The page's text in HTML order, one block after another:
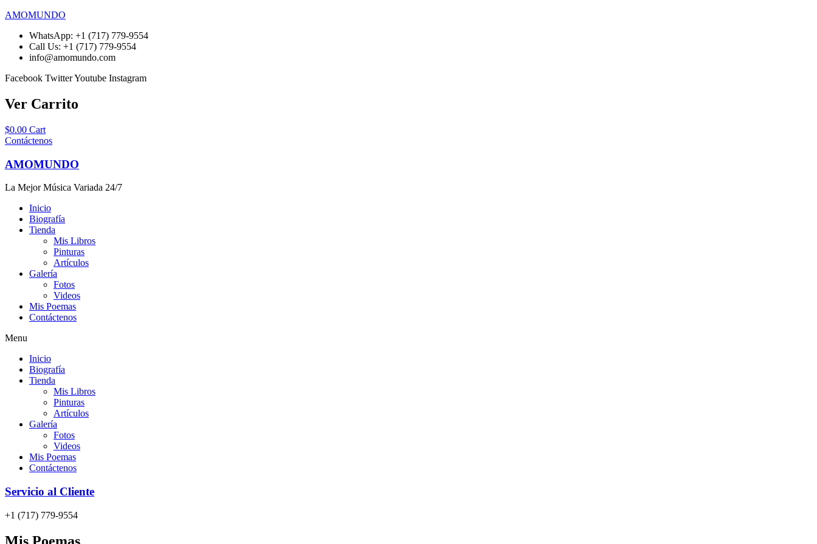
AMOMUNDO
WhatsApp: +1 (717) 779-9554
Call Us: +1 (717) 779-9554
info@amomundo.com
Facebook TwitterYoutube Instagram
Ver Carrito
$0.00 Cart
Contáctenos
AMOMUNDO
La Mejor Música Variada 24/7
Inicio
Biografía
Tienda
Mis Libros
Pinturas
Artículos
Galería
Fotos
Videos
Mis Poemas
Contáctenos
Menu
Inicio
Biografía
Tienda
Mis Libros
Pinturas
Artículos
Galería
Fotos
Videos
Mis Poemas
Contáctenos
Servicio al Cliente
+1 (717) 779-9554
Mis Poemas